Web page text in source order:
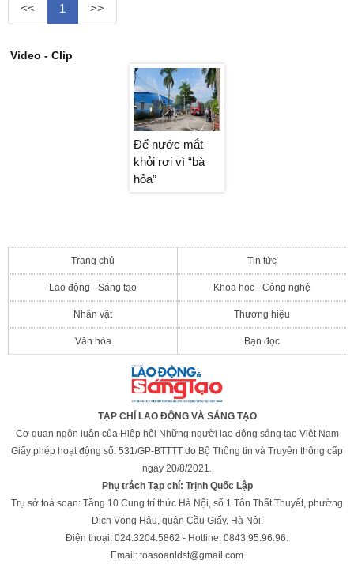
<< 1 >>
Video - Clip
Để nước mắt
khỏi rơi vì “bà
hỏa”
Trang chủ Tin tức
Lao động - Sáng tạo Khoa học - Công nghệ
Nhân vật Thương hiệu
Văn hóa Bạn đọc
TẠP CHÍ LAO ĐỘNG VÀ SÁNG TẠO
Cơ quan ngôn luận của Hiệp hội Những người lao động sáng tạo Việt Nam
Giấy phép hoạt động số: 531/GP-BTTTT do Bộ Thông tin và Truyền thông cấp
ngày 20/8/2021.
Phụ trách Tạp chí: Trịnh Quốc Lập
Trụ sở toà soạn: Tầng 10 Cung trí thức Hà Nội, số 1 Tôn Thất Thuyết, phường
Dịch Vọng Hậu, quận Cầu Giấy, Hà Nội.
Điện thoại: 024.3204.5862 - Hotline: 0843.95.96.96.
Email: toasoanldst@gmail.com